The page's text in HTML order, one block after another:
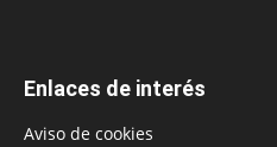
Enlaces de interés
Aviso de cookies